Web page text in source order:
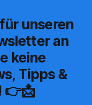
unseren
an
keine
Tipps &
👉📩